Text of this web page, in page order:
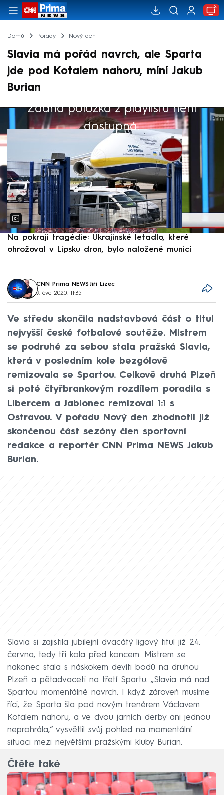
Domů Pořady Nový den
Slavia má pořád navrch, ale Sparta
jde pod Kotalem nahoru, míní Jakub
Burian
Žádná položka z playlistu není
dostupná.
Výběr redakce
Na pokraji tragédie: Ukrajinské letadlo, které
ohrožoval v Lipsku dron, bylo naložené municí
CNN Prima NEWS, Jiří Lizec
9. čvc 2020, 11:35
Ve středu skončila nadstavbová část o titul
nejvyšší české fotbalové soutěže. Mistrem
se podruhé za sebou stala pražská Slavia,
která v posledním kole bezgólově
remizovala se Spartou. Celkově druhá Plzeň
si poté čtyřbrankovým rozdílem poradila s
Libercem a Jablonec remizoval 1:1 s
Ostravou. V pořadu Nový den zhodnotil již
skončenou část sezóny člen sportovní
redakce a reportér CNN Prima NEWS Jakub
Burian.
Slavia si zajistila jubilejní dvacátý ligový titul již 24.
června, tedy tři kola před koncem. Mistrem se
nakonec stala s náskokem devíti bodů na druhou
Plzeň a pětadvaceti na třetí Spartu. „Slavia má nad
Spartou momentálně navrch. I když zároveň musíme
říci, že Sparta šla pod novým trenérem Václavem
Kotalem nahoru, a ve dvou jarních derby ani jednou
neprohrála,“ vysvětlil svůj pohled na momentální
situaci mezi největšími pražskými kluby Burian.
Čtěte také